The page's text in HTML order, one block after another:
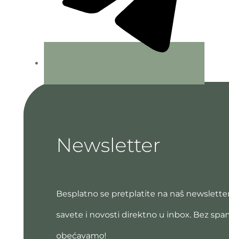
Newsletter
Besplatno se pretplatite na naš
savete i novosti direktno u inbox. Bez
obećavamo!